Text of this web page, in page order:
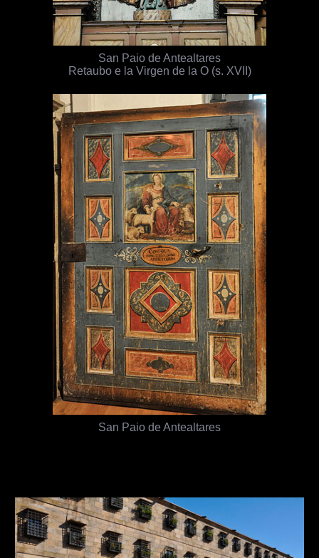
San Paio de Antealtares
Retaubo e la Virgen de la O (s. XVII)
San Paio de Antealtares